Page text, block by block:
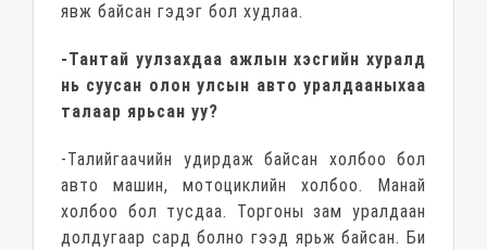
явж байсан гэдэг бол худлаа.
-Тантай уулзахдаа ажлын хэсгийн хуралд
нь суусан олон улсын авто уралдааныхаа
талаар ярьсан уу?
-Талийгаачийн удирдаж байсан холбоо бол
авто машин, мотоциклийн холбоо. Манай
холбоо бол тусдаа. Торгоны зам уралдаан
долдугаар сард болно гээд ярьж байсан. Би